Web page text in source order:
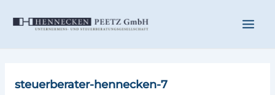
Inhalt
springen
steuerberater-hennecken-7